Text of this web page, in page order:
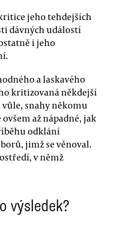
jeho tehdejších
dávných událostí
i jeho
a laskavého
kritizovaná někdejší
snahy někomu
až nápadné, jak
odklání
jimž se věnoval.
v němž
výsledek?